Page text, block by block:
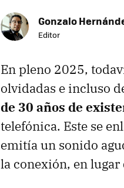
Gonzalo
Editor
En pleno 2025,
olvidadas e incluso
de 30 años de
telefónica. Este se
emitía un sonido
la conexión, en